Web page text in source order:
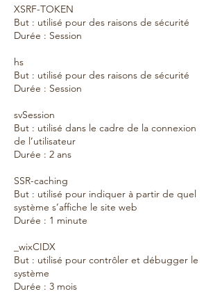
XSRF-TOKEN
But : utilisé pour des raisons de sécurité
Durée : Session
hs
But : utilisé pour des raisons de sécurité
Durée : Session
svSession
But : utilisé dans le cadre de la connexion
de l’utilisateur
Durée : 2 ans
SSR-caching
But : utilisé pour indiquer à partir de quel
système s’affiche le site web
Durée : 1 minute
_wixCIDX
But : utilisé pour contrôler et débugger le
système
Durée : 3 mois